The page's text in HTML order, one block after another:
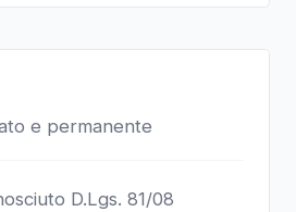
e permanente
D.Lgs. 81/08